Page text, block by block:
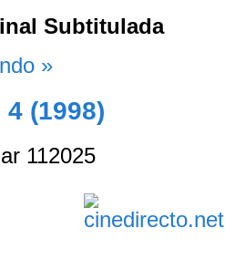
Subtitulada
»
(1998)
112025